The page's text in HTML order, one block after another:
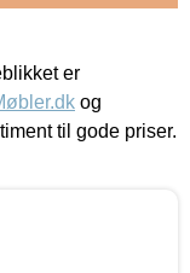
er
og
til gode priser.